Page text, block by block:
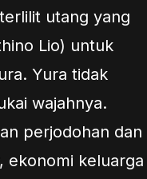
utang yang
Lio) untuk
Yura tidak
wajahnya.
perjodohan dan
ekonomi keluarga